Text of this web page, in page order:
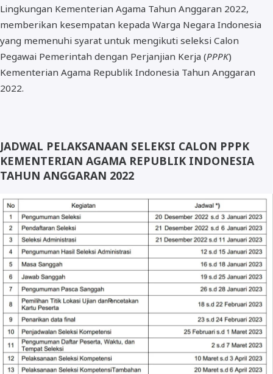
Lingkungan Kementerian Agama Tahun Anggaran 2022,
memberikan kesempatan kepada Warga Negara Indonesia
yang memenuhi syarat untuk mengikuti seleksi Calon
Pegawai Pemerintah dengan Perjanjian Kerja (PPPK)
Kementerian Agama Republik Indonesia Tahun Anggaran
2022.
JADWAL PELAKSANAAN SELEKSI CALON PPPK
KEMENTERIAN AGAMA REPUBLIK INDONESIA
TAHUN ANGGARAN 2022